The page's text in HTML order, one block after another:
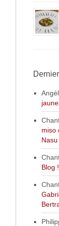
miso
Blog !